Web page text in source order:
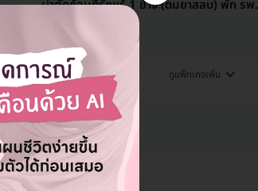
ผ่าตัดก้อนที่รักแร้ 1 ข้าง (ดมยาสลบ) พัก รพ.
56,000 บาท
ดูแพ็กเกจเพิ่ม